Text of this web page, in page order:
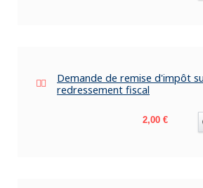
Demande de remise d'impôt
redressement fiscal
Prix
2,00 €